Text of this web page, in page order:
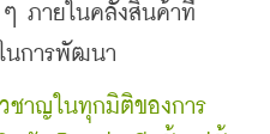
ๆ ภายในคลังสินค้าที่
นการพัฒนา
ชาญในทุกมิติของการ